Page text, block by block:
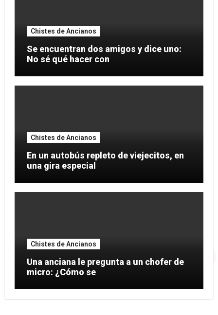
Chistes de Ancianos
Se encuentran dos amigos y dice uno:
No sé qué hacer con
Chistes de Ancianos
En un autobús repleto de viejecitos, en
una gira especial
Chistes de Ancianos
Una anciana le pregunta a un chofer de
micro: ¿Cómo se